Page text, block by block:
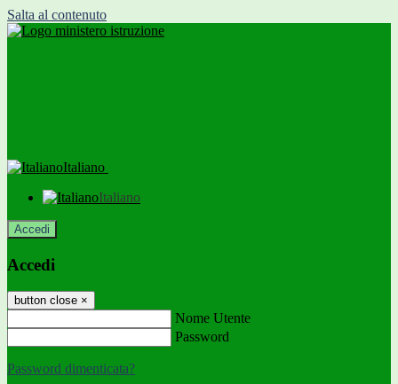
Salta al contenuto
Italiano
Italiano
Accedi
Accedi
button close ×
Nome Utente
Password
Password dimenticata?